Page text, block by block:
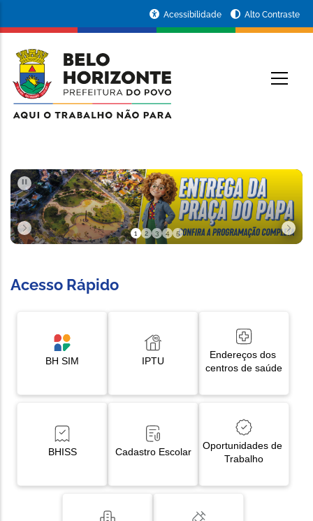
da
Prefeitura
de
Acessibilidade Alto Contraste
1 2 3 4 5
PAUSAR
Acesso Rápido
BH SIM IPTU
Endereços dos
centros de saúde
BHISS Cadastro Escolar
Oportunidades de
Trabalho